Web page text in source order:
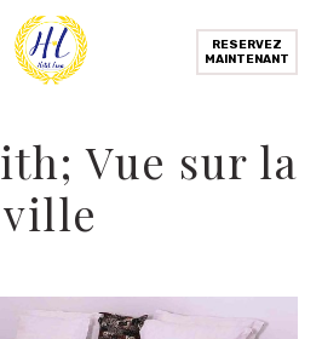
RESERVEZ
MAINTENANT
Vue sur la
ville